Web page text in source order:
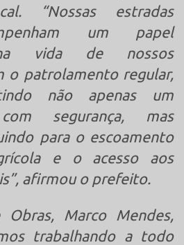
“Nossas estradas
um papel
vida de nossos
o patrolamento regular,
não apenas um
segurança, mas
para o escoamento
e o acesso aos
afirmou o prefeito.
Marco Mendes,
trabalhando a todo